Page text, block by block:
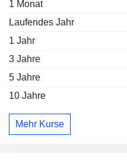
1 Monat
Laufendes Jahr
1 Jahr
3 Jahre
5 Jahre
10 Jahre
Mehr Kurse